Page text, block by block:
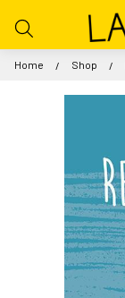
Home Shop